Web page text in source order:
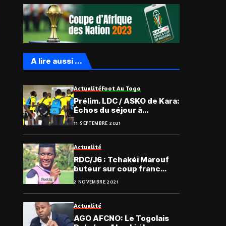
A lire aussi ...
ActualitéFoot Au Togo
Prélim. LDC / ASKO de Kara:
Échos du séjour à
Monrovia (Vidéo)
11 SEPTEMBRE 2021
Actualité
RDC/J6 : Tchakéi Marouf
buteur sur coup franc
avec l’AS Vita Club (Vidéo)
2 NOVEMBRE 2021
Actualité
AGO AFCNO: Le Togolais